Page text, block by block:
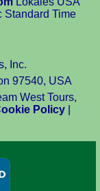
Standard Time
Inc.
97540, USA
West Tours,
Policy